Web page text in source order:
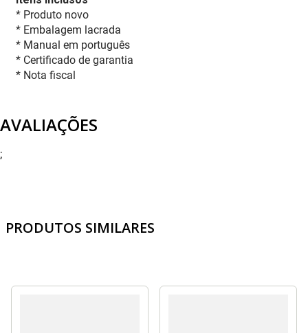
* Produto novo
* Embalagem lacrada
* Manual em português
* Certificado de garantia
* Nota fiscal
AVALIAÇÕES
;
PRODUTOS SIMILARES